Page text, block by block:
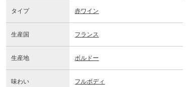
タイプ 赤ワイン
生産国 フランス
生産地 ボルドー
味わい フルボディ